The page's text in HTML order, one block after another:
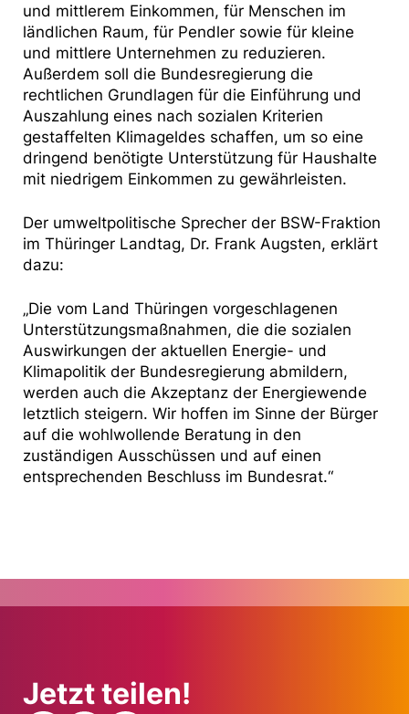
und mittlerem Einkommen, für Menschen im
ländlichen Raum, für Pendler sowie für kleine
und mittlere Unternehmen zu reduzieren.
Außerdem soll die Bundesregierung die
rechtlichen Grundlagen für die Einführung und
Auszahlung eines nach sozialen Kriterien
gestaffelten Klimageldes schaffen, um so eine
dringend benötigte Unterstützung für Haushalte
mit niedrigem Einkommen zu gewährleisten.
Der umweltpolitische Sprecher der BSW-Fraktion
im Thüringer Landtag, Dr. Frank Augsten, erklärt
dazu:
„Die vom Land Thüringen vorgeschlagenen
Unterstützungsmaßnahmen, die die sozialen
Auswirkungen der aktuellen Energie- und
Klimapolitik der Bundesregierung abmildern,
werden auch die Akzeptanz der Energiewende
letztlich steigern. Wir hoffen im Sinne der Bürger
auf die wohlwollende Beratung in den
zuständigen Ausschüssen und auf einen
entsprechenden Beschluss im Bundesrat.“
Jetzt teilen!